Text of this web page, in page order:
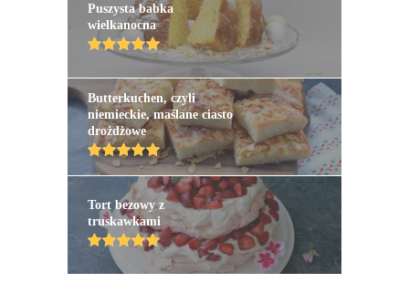
Puszysta babka
wielkanocna
Butterkuchen, czyli
niemieckie, maślane ciasto
drożdżowe
Tort bezowy z
truskawkami